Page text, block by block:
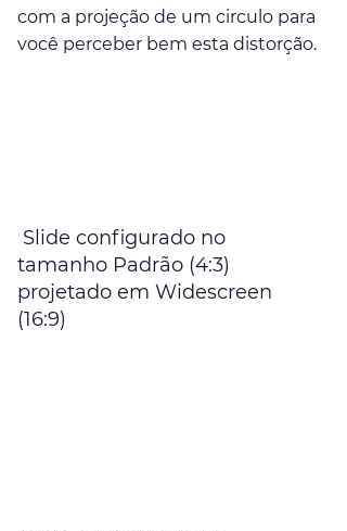
com a projeção de um circulo para
você perceber bem esta distorção.
tamanho Padrão (4:3)
projetado em Widescreen
(16:9)